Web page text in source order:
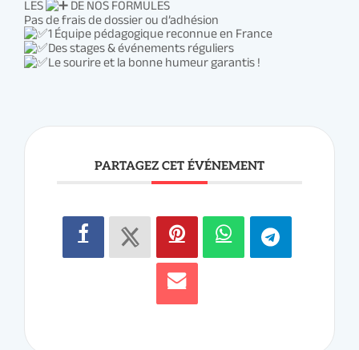
LES
DE NOS FORMULES
Pas de frais de dossier ou d’adhésion
1 Équipe pédagogique reconnue en France
Des stages & événements réguliers
Le sourire et la bonne humeur garantis !
PARTAGEZ CET ÉVÉNEMENT